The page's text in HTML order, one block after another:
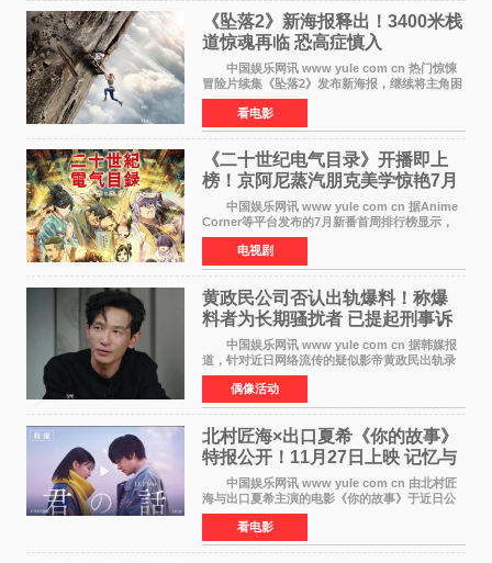
《坠落2》新海报释出！3400米栈
道惊魂再临 恐高症慎入
中国娱乐网讯 www yule com cn 热门惊悚
冒险片续集《坠落2》发布新海报，继续将主角困
于绝境高处——这一次，是摇摇欲坠的徒步栈
道。该片将于今年9月2日北美上映，恐高症患者
请提前做好心理
看电影
《二十世纪电气目录》开播即上
榜！京阿尼蒸汽朋克美学惊艳7月
新番季
中国娱乐网讯 www yule com cn 据Anime
Corner等平台发布的7月新番首周排行榜显示，
由京都动画制作的《二十世纪电气目录》在多个
榜单中表现亮眼，位列AniLab全球TOP10第十
名。该剧改编自结
电视剧
黄政民公司否认出轨爆料！称爆
料者为长期骚扰者 已提起刑事诉
中国娱乐网讯 www yule com cn 据韩媒报
道，针对近日网络流传的疑似影帝黄政民出轨录
音及短信爆料，黄政民所属经纪公司于今日正式
发表声明，明确否认相关传闻。 公司表示，
爆料者是一名长
偶像活动
北村匠海×出口夏希《你的故事》
特报公开！11月27日上映 记忆与
初恋的奇幻交织
中国娱乐网讯 www yule com cn 由北村匠
海与出口夏希主演的电影《你的故事》于近日公
开特报影像，正式定档11月27日上映。 本片
改编自三秋缒同名小说，编剧由曾执笔《孤独摇
滚！》的吉田惠
看电影